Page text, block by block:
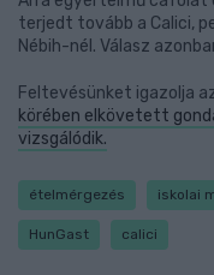
terjedt tovább a Calici,
Nébih-nél. Válasz
Feltevésünket igazolja
körében elkövetett
vizsgálódik.
ételmérgezés iskolai
HunGast calici